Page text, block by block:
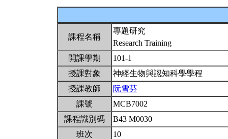
課程名稱
專題研究
Research Training
開課學期
101-1
授課對象
神經生物與認知科學學程
授課教師
阮雪芬
課號
MCB7002
課程識別碼
B43 M0030
班次
10